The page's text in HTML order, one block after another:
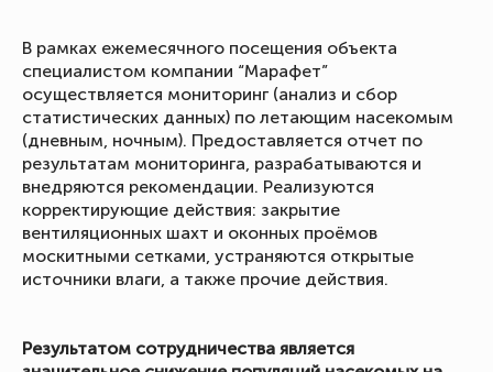
В рамках ежемесячного посещения объекта
специалистом компании “Марафет”
осуществляется мониторинг (анализ и сбор
статистических данных) по летающим насекомым
(дневным, ночным). Предоставляется отчет по
результатам мониторинга, разрабатываются и
внедряются рекомендации. Реализуются
корректирующие действия: закрытие
вентиляционных шахт и оконных проёмов
москитными сетками, устраняются открытые
источники влаги, а также прочие действия.
Результатом сотрудничества является